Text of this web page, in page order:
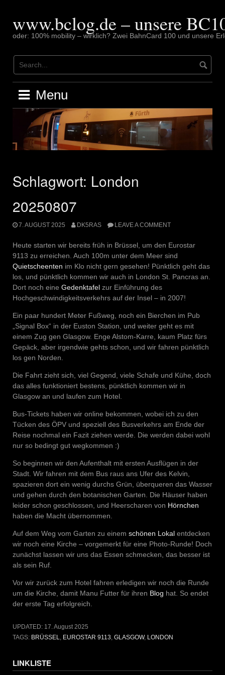
contentwww.bclog.de – unsere
oder: 100% mobility – wirklich? Zwei BahnCard 100 und unsere
Menu
Schlagwort: London
20250807
7. AUGUST 2025 DK5RAS LEAVE A COMMENT
Heute starten wir bereits früh in Brüssel, um den Eurostar
9113 zu erreichen. Auch 100m unter dem Meer sind
Quietscheenten im Klo nicht gern gesehen! Pünktlich geht das
los, und pünktlich kommen wir auch in London St. Pancras an.
Dort noch eine Gedenktafel zur Einführung des
Hochgeschwindigkeitsverkehrs auf der Insel – in 2007!
Ein paar hundert Meter Fußweg, noch ein Bierchen im Pub
„Signal Box“ in der Euston Station, und weiter geht es mit
einem Zug gen Glasgow. Enge Alstom-Karre, kaum Platz fürs
Gepäck, aber irgendwie gehts schon, und wir fahren pünktlich
los gen Norden.
Die Fahrt zieht sich, viel Gegend, viele Schafe und Kühe, doch
das alles funktioniert bestens, pünktlich kommen wir in
Glasgow an und laufen zum Hotel.
Bus-Tickets haben wir online bekommen, wobei ich zu den
Tücken des ÖPV und speziell des Busverkehrs am Ende der
Reise nochmal ein Fazit ziehen werde. Die werden dabei wohl
nur so bedingt gut wegkommen :)
So beginnen wir den Aufenthalt mit ersten Ausflügen in der
Stadt. Wir fahren mit dem Bus raus ans Ufer des Kelvin,
spazieren dort ein wenig durchs Grün, überqueren das Wasser
und gehen durch den botanischen Garten. Die Häuser haben
leider schon geschlossen, und Heerscharen von Hörnchen
haben die Macht übernommen.
Auf dem Weg vom Garten zu einem schönen Lokal entdecken
wir noch eine Kirche – vorgemerkt für eine Photo-Runde! Doch
zunächst lassen wir uns das Essen schmecken, das besser ist
als sein Ruf.
Vor wir zurück zum Hotel fahren erledigen wir noch die Runde
um die Kirche, damit Manu Futter für ihren Blog hat. So endet
der erste Tag erfolgreich.
UPDATED: 17. August 2025
TAGS: BRÜSSEL EUROSTAR 9113 GLASGOW, LONDON
LINKLISTE